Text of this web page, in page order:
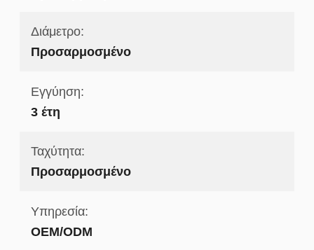
Διάμετρο:
Προσαρμοσμένο
Εγγύηση:
3 έτη
Ταχύτητα:
Προσαρμοσμένο
Υπηρεσία:
OEM/ODM